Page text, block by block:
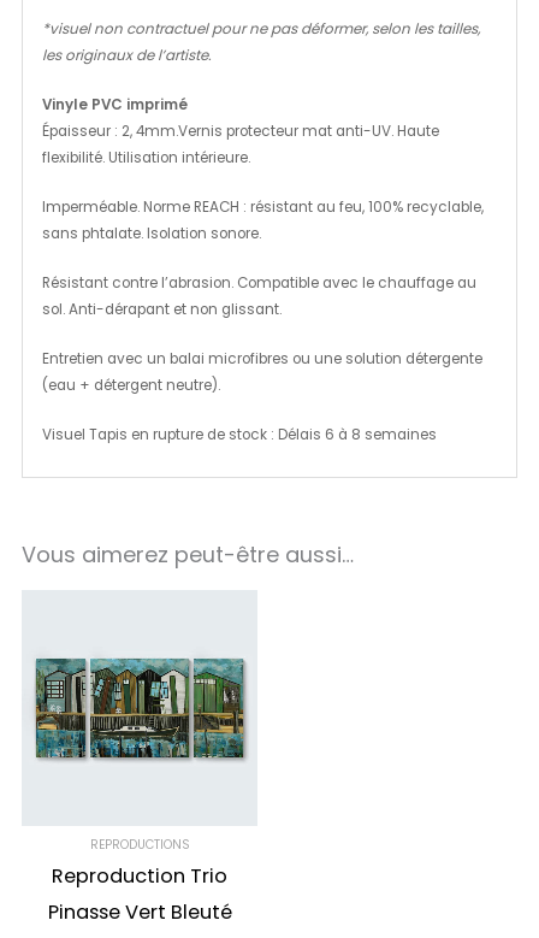
*visuel non contractuel pour ne pas déformer, selon les tailles,
les originaux de l’artiste.
Vinyle PVC imprimé
Épaisseur : 2, 4mm.Vernis protecteur mat anti-UV. Haute
flexibilité. Utilisation intérieure.
Imperméable. Norme REACH : résistant au feu, 100% recyclable,
sans phtalate. Isolation sonore.
Résistant contre l’abrasion. Compatible avec le chauffage au
sol. Anti-dérapant et non glissant.
Entretien avec un balai microfibres ou une solution détergente
(eau + détergent neutre).
Visuel Tapis en rupture de stock : Délais 6 à 8 semaines
Vous aimerez peut-être aussi…
REPRODUCTIONS
Reproduction Trio
Pinasse Vert Bleuté
à
500.00€